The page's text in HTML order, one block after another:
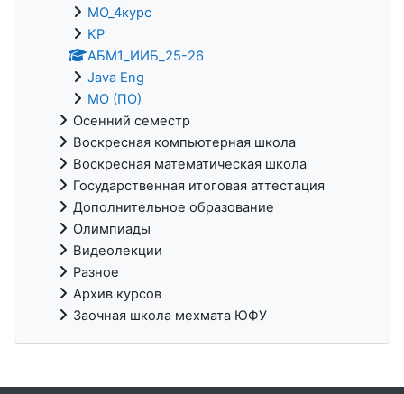
МО_4курс
KP
АБМ1_ИИБ_25-26
Java Eng
МО (ПО)
Осенний семестр
Воскресная компьютерная школа
Воскресная математическая школа
Государственная итоговая аттестация
Дополнительное образование
Олимпиады
Видеолекции
Разное
Архив курсов
Заочная школа мехмата ЮФУ